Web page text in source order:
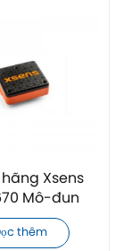
Xsens
Mô-đun
AHRS công
năng cao
thêm